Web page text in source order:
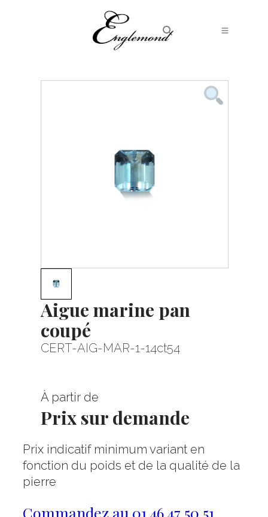
Aigue marine pan
coupé
CERT-AIG-MAR-1-14ct54
À partir de
Prix sur demande
Prix indicatif minimum variant en
fonction du poids et de la qualité de la
pierre
Commandez au 01 46 47 50 51